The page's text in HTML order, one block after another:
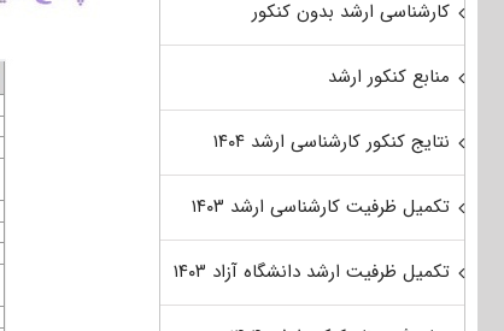
کارشناسی ارشد بدون کنکور
منابع کنکور ارشد
نتایج کنکور کارشناسی ارشد ۱۴۰۴
تکمیل ظرفیت کارشناسی ارشد ۱۴۰۳
تکمیل ظرفیت ارشد دانشگاه آزاد ۱۴۰۳